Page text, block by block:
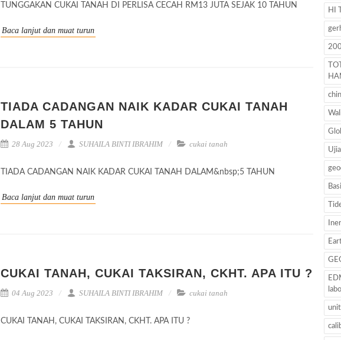
TUNGGAKAN CUKAI TANAH DI PERLISA CECAH RM13 JUTA SEJAK 10 TAHUN
Baca lanjut dan muat turun
TIADA CADANGAN NAIK KADAR CUKAI TANAH
DALAM 5 TAHUN
28 Aug 2023 SUHAILA BINTI IBRAHIM cukai tanah
TIADA CADANGAN NAIK KADAR CUKAI TANAH DALAM&nbsp;5 TAHUN
Baca lanjut dan muat turun
CUKAI TANAH, CUKAI TAKSIRAN, CKHT. APA ITU ?
04 Aug 2023 SUHAILA BINTI IBRAHIM cukai tanah
CUKAI TANAH, CUKAI TAKSIRAN, CKHT. APA ITU ?
HI